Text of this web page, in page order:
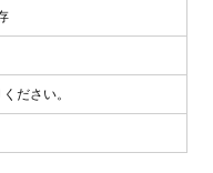
ださい。